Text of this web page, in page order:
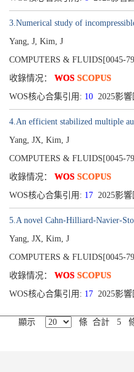
3.Numerical study of
Yang, J, Kim, J
COMPUTERS & FLUIDS[0045-
收錄情况： WOS SCOPUS
WOS核心合集引用: 10 2025影
4.An efficient stabilized multiple
Yang, JX, Kim, J
COMPUTERS & FLUIDS[0045-
收錄情况： WOS SCOPUS
WOS核心合集引用: 17 2025影
5.A novel Cahn-Hilliard-Navier-
Yang, JX, Kim, J
COMPUTERS & FLUIDS[0045-
收錄情况： WOS SCOPUS
WOS核心合集引用: 17 2025影
顯示 條 合計 5